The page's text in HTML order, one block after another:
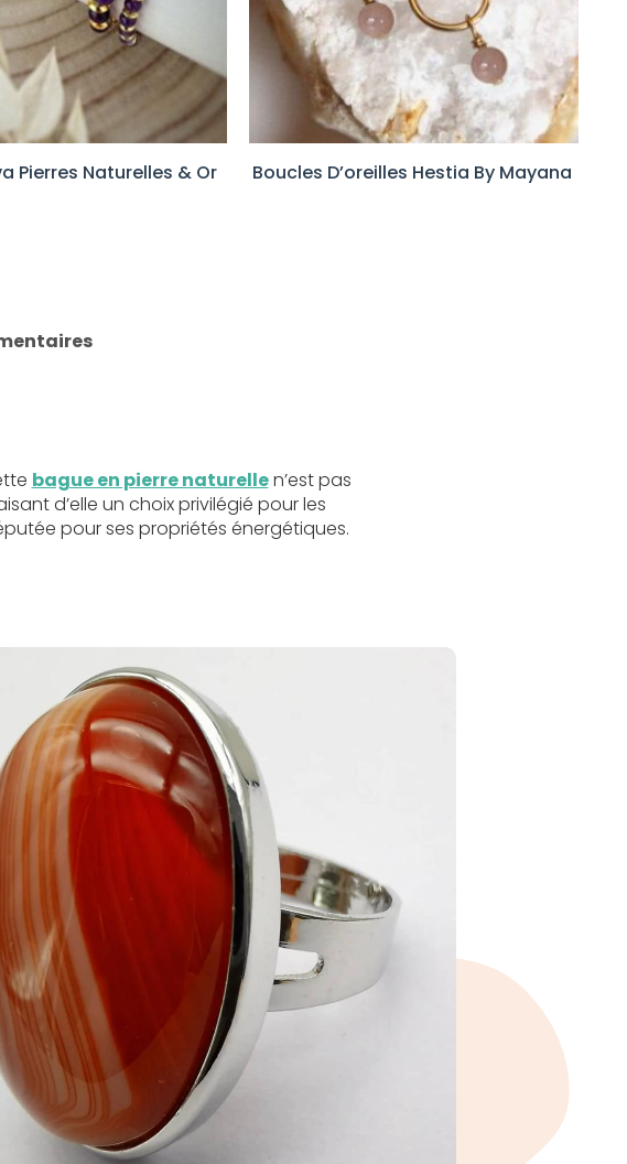
Pierres Naturelles & Or
Boucles D’oreilles Hestia By Mayana
bague en pierre naturellen’est pas
d’elle un choix privilégié pour les
pour ses propriétés énergétiques.